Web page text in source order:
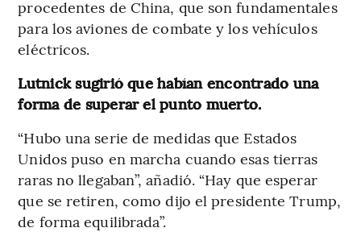
procedentes de China, que son fundamentales
para los aviones de combate y los vehículos
eléctricos.
Lutnick sugirió que habían encontrado una
forma de superar el punto muerto.
“Hubo una serie de medidas que Estados
Unidos puso en marcha cuando esas tierras
raras no llegaban”, añadió. “Hay que esperar
que se retiren, como dijo el presidente Trump,
de forma equilibrada”.